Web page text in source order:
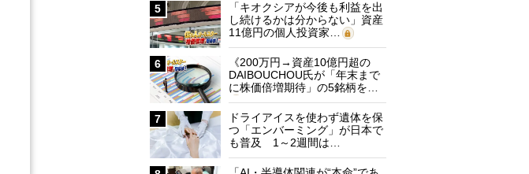
5
「キオクシアが今後も利益を出
し続けるかは分からない」資産
11億円の個人投資家…
6
《200万円→資産10億円超の
DAIBOUCHOU氏が「年末まで
に株価倍増期待」の5銘柄を…
7
ドライアイスを使わず遺体を保
つ「エンバーミング」が日本で
も普及 1～2週間は…